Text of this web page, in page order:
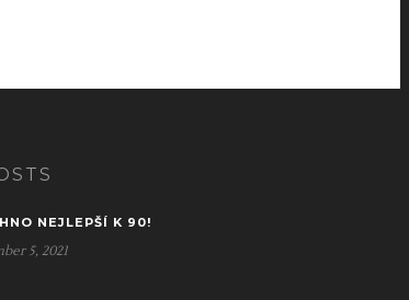
NEJLEPŠÍ K 90!
5, 2021